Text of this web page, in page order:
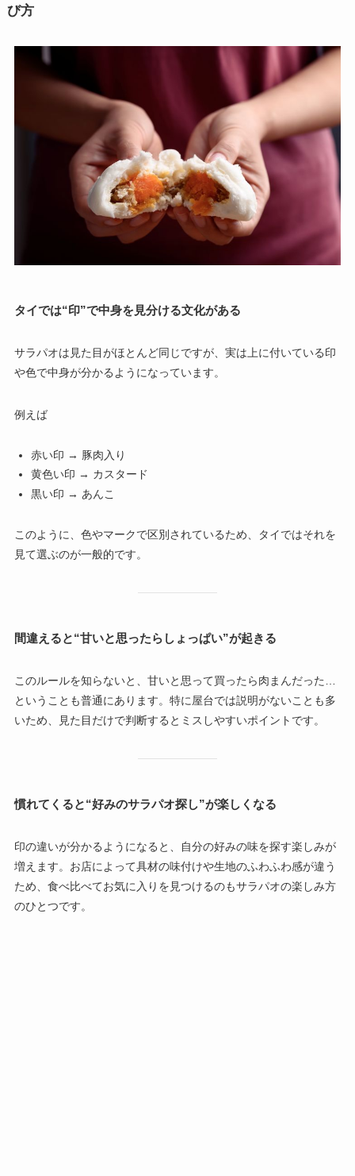
び方
タイでは“印”で中身を見分ける文化がある
サラパオは見た目がほとんど同じですが、実は上に付いている印
や色で中身が分かるようになっています。
例えば
赤い印 → 豚肉入り
黄色い印 → カスタード
黒い印 → あんこ
このように、色やマークで区別されているため、タイではそれを
見て選ぶのが一般的です。
間違えると“甘いと思ったらしょっぱい”が起きる
このルールを知らないと、甘いと思って買ったら肉まんだった…
ということも普通にあります。特に屋台では説明がないことも多
いため、見た目だけで判断するとミスしやすいポイントです。
慣れてくると“好みのサラパオ探し”が楽しくなる
印の違いが分かるようになると、自分の好みの味を探す楽しみが
増えます。お店によって具材の味付けや生地のふわふわ感が違う
ため、食べ比べてお気に入りを見つけるのもサラパオの楽しみ方
のひとつです。